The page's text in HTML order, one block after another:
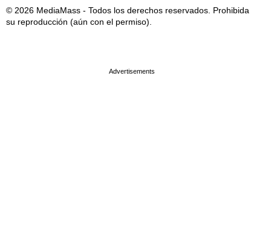
© 2026 MediaMass - Todos los derechos reservados. Prohibida
su reproducción (aún con el permiso).